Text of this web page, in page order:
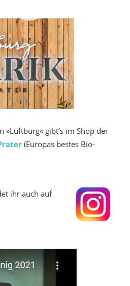
»Luftburg« gibt’s im Shop der
(Europas bestes Bio-
ihr auch auf